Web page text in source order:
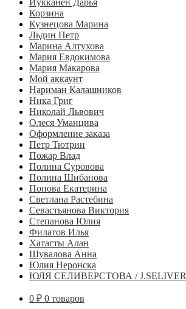
Иукканен Дарья
Корзина
Кузнецова Марина
Льдин Петр
Марина Алтухова
Мария Евдокимова
Мария Макарова
Мой аккаунт
Нариман Калашников
Ника Григ
Николай Львович
Олеся Уманцива
Оформление заказа
Петр Тютрин
Пожар Влад
Полина Суровова
Полина Шибанова
Попова Екатерина
Светлана Растебина
Севастьянова Виктория
Степанова Юлия
Филатов Илья
Хатагты Алан
Шувалова Анна
Юлия Неронска
ЮЛЯ СЕЛИВЕРСТОВА / J.SELIVER
0 ₽ 0 товаров